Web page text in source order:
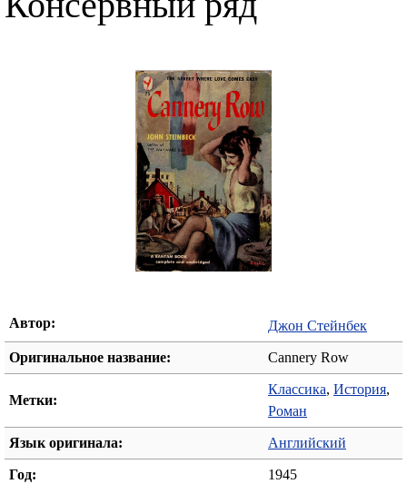
Автор: Джон Стейнбек
Оригинальное название: Cannery Row
Метки:
Классика, История,
Роман
Язык оригинала: Английский
Год: 1945